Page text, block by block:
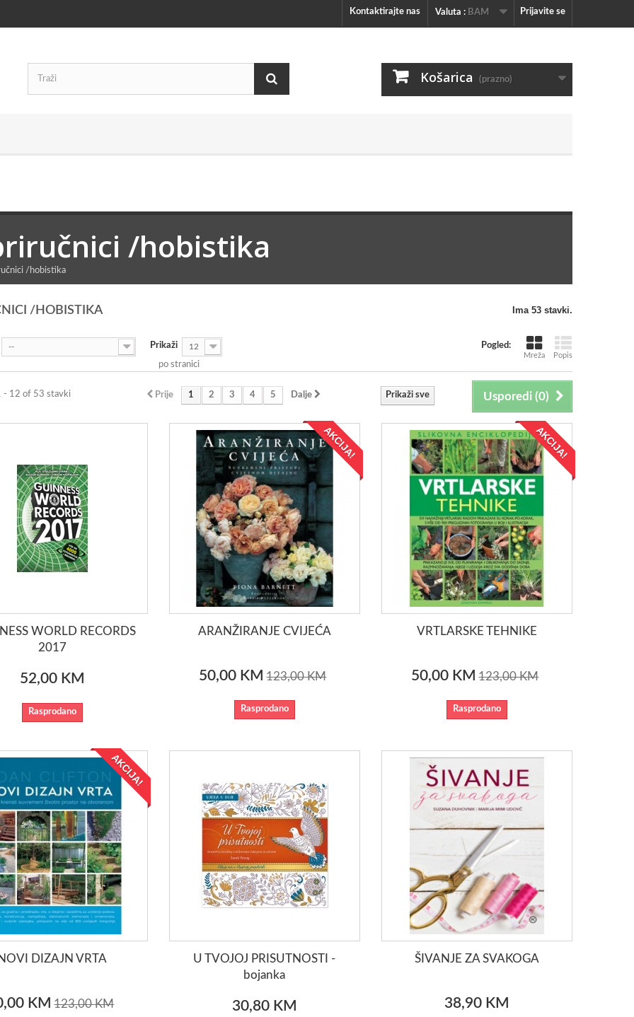
Prijavite se
Valuta : BAM
Kontaktirajte nas
Košarica (prazno)
/hobistika
/hobistika
/HOBISTIKA Ima 53 stavki.
Pogled:
Mreža Popis
-- Prikaži 12
po stranici
Usporedi (0)
Prikaži sve
Prije 1 2 3 4 5 Dalje
- 12 of 53 stavki
WORLD RECORDS
2017
52,00 KM
Rasprodano
AKCIJA!
ARANŽIRANJE CVIJEĆA
50,00 KM 123,00 KM
Rasprodano
AKCIJA!
VRTLARSKE TEHNIKE
50,00 KM 123,00 KM
Rasprodano
AKCIJA!
DIZAJN VRTA
KM 123,00 KM
U TVOJOJ PRISUTNOSTI -
bojanka
30,80 KM
ŠIVANJE ZA SVAKOGA
38,90 KM